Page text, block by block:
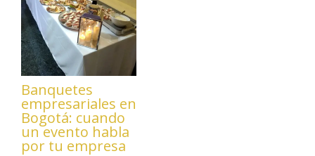
Banquetes
empresariales en
Bogotá: cuando
un evento habla
por tu empresa